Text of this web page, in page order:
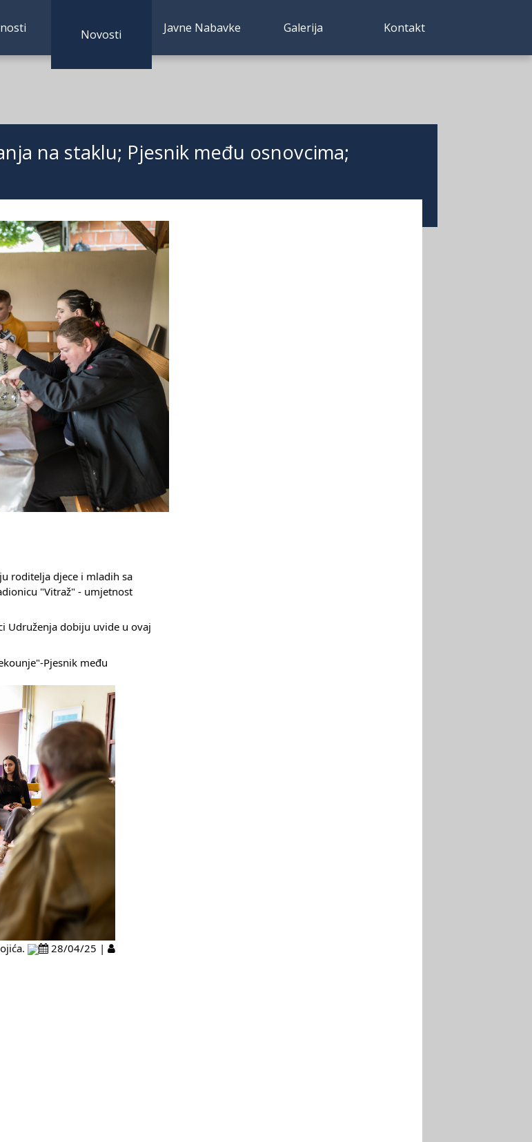
Novosti (current)Javne Nabavke Galerija Kontakt
na staklu; Pjesnik među osnovcima;
roditelja djece i mladih sa
"Vitraž" - umjetnost
Udruženja dobiju uvide u ovaj
Pjesnik među
28/04/25 |